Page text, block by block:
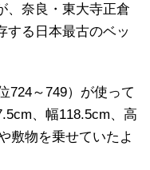
、奈良・東大寺正倉
する日本最古のベッ
724～749）が使って
、幅118.5cm、高
敷物を乗せていたよ